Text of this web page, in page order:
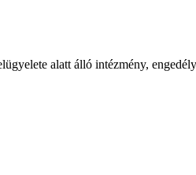
alatt álló intézmény,